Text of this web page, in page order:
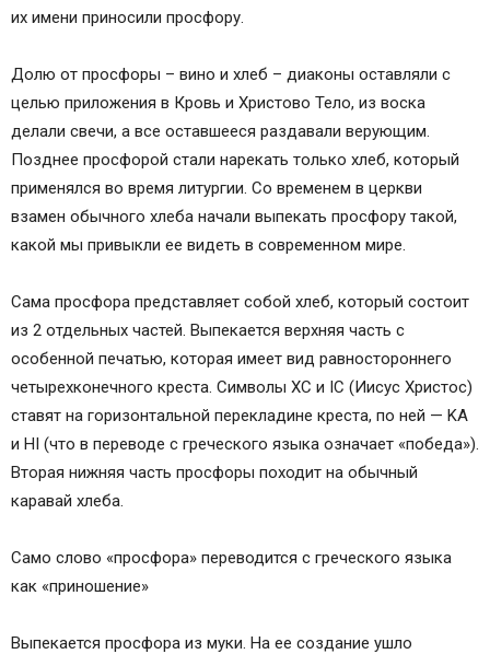
их имени приносили просфору.
Долю от просфоры – вино и хлеб – диаконы оставляли с
целью приложения в Кровь и Христово Тело, из воска
делали свечи, а все оставшееся раздавали верующим.
Позднее просфорой стали нарекать только хлеб, который
применялся во время литургии. Со временем в церкви
взамен обычного хлеба начали выпекать просфору такой,
какой мы привыкли ее видеть в современном мире.
Сама просфора представляет собой хлеб, который состоит
из 2 отдельных частей. Выпекается верхняя часть с
особенной печатью, которая имеет вид равностороннего
четырехконечного креста. Символы XC и IC (Иисус Христос)
ставят на горизонтальной перекладине креста, по ней — KA
и HI (что в переводе с греческого языка означает «победа»).
Вторая нижняя часть просфоры походит на обычный
каравай хлеба.
Само слово «просфора» переводится с греческого языка
как «приношение»
Выпекается просфора из муки. На ее создание ушло